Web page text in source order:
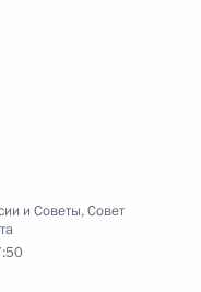
и Советы,Совет